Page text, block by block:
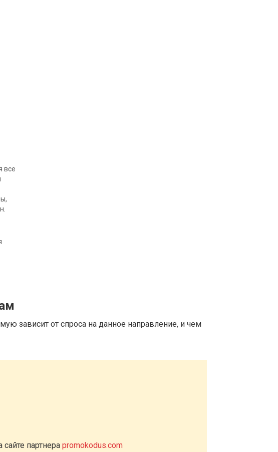
все
зависит от спроса на данное направление, и чем
партнера promokodus.com